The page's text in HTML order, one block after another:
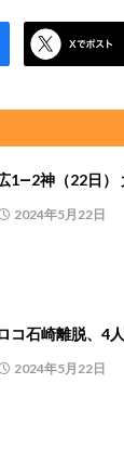
1―2神（22日）
2024年5月22日
コ石崎離脱、4
2024年5月22日